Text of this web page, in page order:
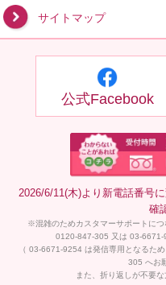
サイトマップ
公式Facebook
2026/6/11(木)より新電話番号
確
※混雑のためカスタマーサポートに
0120-847-305 又は 03-6671-
（ 03-6671-9254 は発信専用となるた
305 へお
また、折り返しが不要